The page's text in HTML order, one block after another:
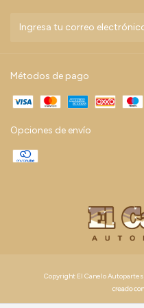
Métodos de pago
Opciones de envío
Copyright El Canelo Autopartes